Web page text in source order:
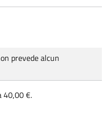
prevede alcun
40,00 €.